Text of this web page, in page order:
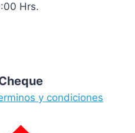
Hrs.
y condiciones